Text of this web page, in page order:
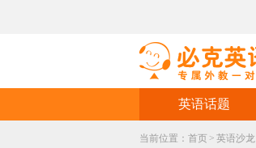
英语话题
当前位置： 首页 > 英语沙龙